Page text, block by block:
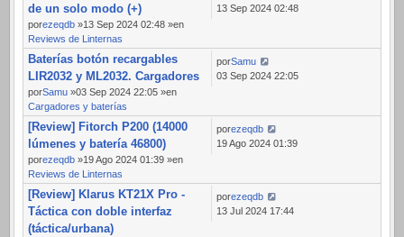
de un solo modo (+)
porezeqdb »13 Sep 2024 02:48 »en
Reviews de Linternas
13 Sep 2024 02:48
Baterías botón recargables
LIR2032 y ML2032. Cargadores
porSamu »03 Sep 2024 22:05 »en
Cargadores y baterías
porSamu
03 Sep 2024 22:05
[Review] Fitorch P200 (14000
lúmenes y batería 46800)
porezeqdb »19 Ago 2024 01:39 »en
Reviews de Linternas
porezeqdb
19 Ago 2024 01:39
[Review] Klarus KT21X Pro -
Táctica con doble interfaz
(táctica/urbana)
porezeqdb
13 Jul 2024 17:44